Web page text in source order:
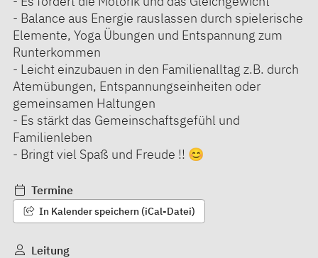
- Balance aus Energie rauslassen durch spielerische
Elemente, Yoga Übungen und Entspannung zum
Runterkommen
- Leicht einzubauen in den Familienalltag z.B. durch
Atemübungen, Entspannungseinheiten oder
gemeinsamen Haltungen
- Es stärkt das Gemeinschaftsgefühl und
Familienleben
- Bringt viel Spaß und Freude !! 😊
Termine
In Kalender speichern (iCal-Datei)
Leitung